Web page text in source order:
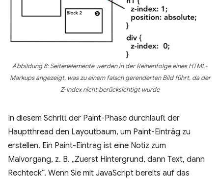
Abbildung 8: Seitenelemente werden in der Reihenfolge eines HTML-
Markups angezeigt, was zu einem falsch gerenderten Bild führt, da der
Z-Index nicht berücksichtigt wurde
In diesem Schritt der Paint-Phase durchläuft der
Hauptthread den Layoutbaum, um Paint-Einträg zu
erstellen. Ein Paint-Eintrag ist eine Notiz zum
Malvorgang, z. B. „Zuerst Hintergrund, dann Text, dann
Rechteck“. Wenn Sie mit JavaScript bereits auf das